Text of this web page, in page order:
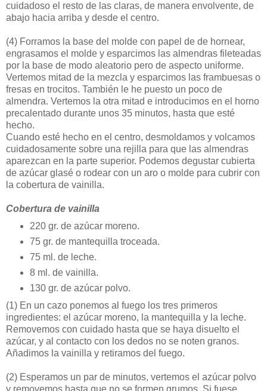
cuidadoso el resto de las claras, de manera envolvente, de
abajo hacia arriba y desde el centro.
(4) Forramos la base del molde con papel de de hornear,
engrasamos el molde y esparcimos las almendras fileteadas
por la base de modo aleatorio pero de aspecto uniforme.
Vertemos mitad de la mezcla y esparcimos las frambuesas o
fresas en trocitos. También le he puesto un poco de
almendra. Vertemos la otra mitad e introducimos en el horno
precalentado durante unos 35 minutos, hasta que esté
hecho.
Cuando esté hecho en el centro, desmoldamos y volcamos
cuidadosamente sobre una rejilla para que las almendras
aparezcan en la parte superior. Podemos degustar cubierta
de azúcar glasé o rodear con un aro o molde para cubrir con
la cobertura de vainilla.
Cobertura de vainilla
220 gr. de azúcar moreno.
75 gr. de mantequilla troceada.
75 ml. de leche.
8 ml. de vainilla.
130 gr. de azúcar polvo.
(1) En un cazo ponemos al fuego los tres primeros
ingredientes: el azúcar moreno, la mantequilla y la leche.
Removemos con cuidado hasta que se haya disuelto el
azúcar, y al contacto con los dedos no se noten granos.
Añadimos la vainilla y retiramos del fuego.
(2) Esperamos un par de minutos, vertemos el azúcar polvo
y removemos hasta que no se formen grumos. Si fuese